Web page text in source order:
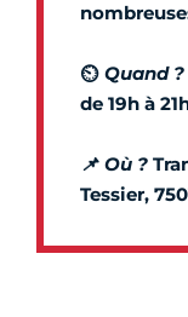
⏲️ Quand ?
de 19h à
📌 Où ?
Tessier,